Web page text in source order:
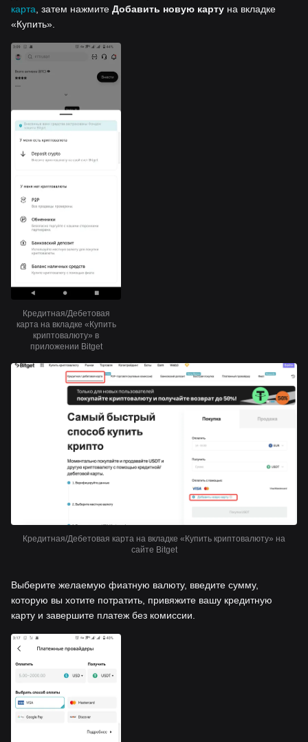
карта , затем нажмите Добавить новую карту на вкладке
«Купить».
Кредитная/Дебетовая
карта на вкладке «Купить
криптовалюту» в
приложении Bitget
Кредитная/Дебетовая карта на вкладке «Купить криптовалюту» на
сайте Bitget
Выберите желаемую фиатную валюту, введите сумму,
которую вы хотите потратить, привяжите вашу кредитную
карту и завершите платеж без комиссии.